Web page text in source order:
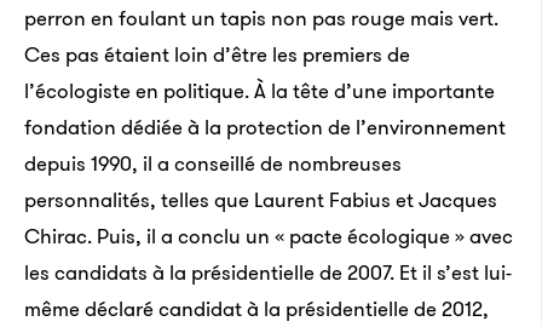
perron en foulant un tapis non pas rouge mais vert.
Ces pas étaient loin d’être les premiers de
l’écologiste en politique. À la tête d’une importante
fondation dédiée à la protection de l’environnement
depuis 1990, il a conseillé de nombreuses
personnalités, telles que Laurent Fabius et Jacques
Chirac. Puis, il a conclu un « pacte écologique » avec
les candidats à la présidentielle de 2007. Et il s’est lui-
même déclaré candidat à la présidentielle de 2012,